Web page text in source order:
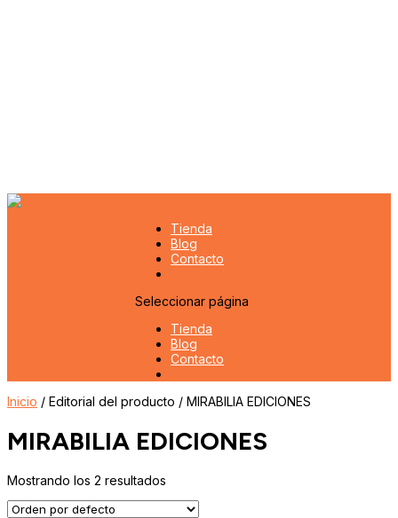
Tienda
Blog
Contacto
Seleccionar página
Tienda
Blog
Contacto
Inicio / Editorial del producto / MIRABILIA EDICIONES
MIRABILIA EDICIONES
Mostrando los 2 resultados